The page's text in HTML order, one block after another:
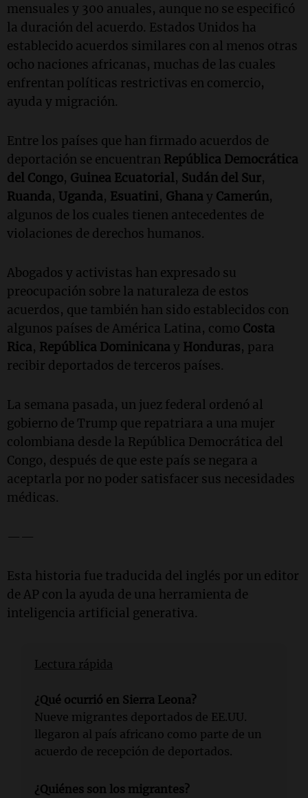
mensuales y 300 anuales, aunque no se especificó
la duración del acuerdo. Estados Unidos ha
establecido acuerdos similares con al menos otras
ocho naciones africanas, muchas de las cuales
enfrentan políticas restrictivas en comercio,
ayuda y migración.
Entre los países que han firmado acuerdos de
deportación se encuentran República Democrática
del Congo, Guinea Ecuatorial, Sudán del Sur,
Ruanda, Uganda, Esuatini, Ghana y Camerún,
algunos de los cuales tienen antecedentes de
violaciones de derechos humanos.
Abogados y activistas han expresado su
preocupación sobre la naturaleza de estos
acuerdos, que también han sido establecidos con
algunos países de América Latina, como Costa
Rica, República Dominicana y Honduras, para
recibir deportados de terceros países.
La semana pasada, un juez federal ordenó al
gobierno de Trump que repatriara a una mujer
colombiana desde la República Democrática del
Congo, después de que este país se negara a
aceptarla por no poder satisfacer sus necesidades
médicas.
——
Esta historia fue traducida del inglés por un editor
de AP con la ayuda de una herramienta de
inteligencia artificial generativa.
Lectura rápida
¿Qué ocurrió en Sierra Leona?
Nueve migrantes deportados de EE.UU.
llegaron al país africano como parte de un
acuerdo de recepción de deportados.
¿Quiénes son los migrantes?